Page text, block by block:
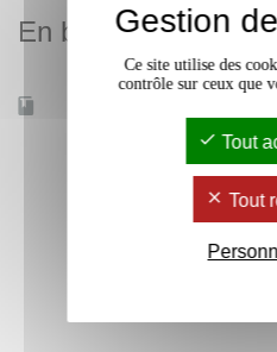
En bref Gestion
Ce site utilise des
contrôle sur ceux que
Tout
Tout